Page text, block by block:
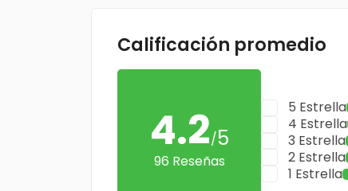
Calificación promedio
4.2/5
96 Reseñas
5 Estrella
4 Estrella
3 Estrella
2 Estrella
1 Estrella